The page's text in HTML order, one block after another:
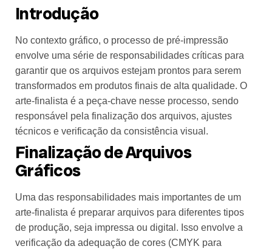
Introdução
No contexto gráfico, o processo de pré-impressão
envolve uma série de responsabilidades críticas para
garantir que os arquivos estejam prontos para serem
transformados em produtos finais de alta qualidade. O
arte-finalista é a peça-chave nesse processo, sendo
responsável pela finalização dos arquivos, ajustes
técnicos e verificação da consistência visual.
Finalização de Arquivos
Gráficos
Uma das responsabilidades mais importantes de um
arte-finalista é preparar arquivos para diferentes tipos
de produção, seja impressa ou digital. Isso envolve a
verificação da adequação de cores (CMYK para